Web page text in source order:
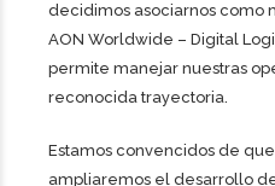
decidimos asociarnos como
AON Worldwide – Digital
permite manejar nuestras
reconocida trayectoria.
Estamos convencidos de
ampliaremos el desarrollo